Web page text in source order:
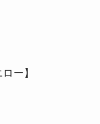
ー】